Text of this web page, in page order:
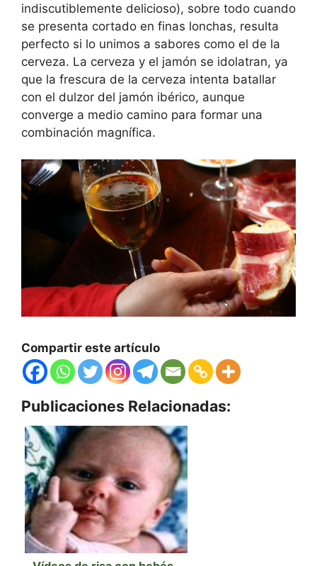
indiscutiblemente delicioso), sobre todo cuando
se presenta cortado en finas lonchas, resulta
perfecto si lo unimos a sabores como el de la
cerveza. La cerveza y el jamón se idolatran, ya
que la frescura de la cerveza intenta batallar
con el dulzor del jamón ibérico, aunque
converge a medio camino para formar una
combinación magnífica.
Compartir este artículo
Publicaciones Relacionadas: